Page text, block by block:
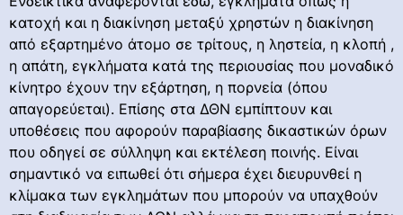
κατοχή και η διακίνηση μεταξύ χρηστών η διακίνηση
από εξαρτημένο άτομο σε τρίτους, η ληστεία, η κλοπή ,
η απάτη, εγκλήματα κατά της περιουσίας που μοναδικό
κίνητρο έχουν την εξάρτηση, η πορνεία (όπου
απαγορεύεται). Επίσης στα ΔΘΝ εμπίπτουν και
υποθέσεις που αφορούν παραβίασης δικαστικών όρων
που οδηγεί σε σύλληψη και εκτέλεση ποινής. Είναι
σημαντικό να ειπωθεί ότι σήμερα έχει διευρυνθεί η
κλίμακα των εγκλημάτων που μπορούν να υπαχθούν